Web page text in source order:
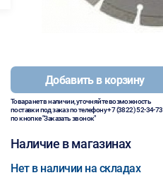
Добавить в корзину
Товара нет в наличии, уточняйте возможность
поставки под заказ по телефону+7 (3822) 52-34-73
по кнопке "Заказать звонок"
Наличие в магазинах
Нет в наличии на складах